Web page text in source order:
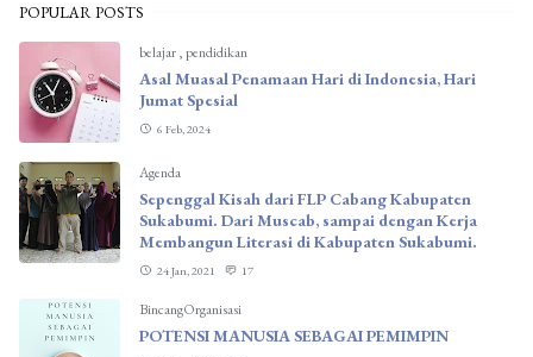
POPULAR POSTS
belajar,pendidikan
Asal Muasal Penamaan Hari di Indonesia, Hari
Jumat Spesial
6 Feb, 2024
Agenda
Sepenggal Kisah dari FLP Cabang Kabupaten
Sukabumi. Dari Muscab, sampai dengan Kerja
Membangun Literasi di Kabupaten Sukabumi.
24 Jan, 2021 17
BincangOrganisasi
POTENSI MANUSIA SEBAGAI PEMIMPIN